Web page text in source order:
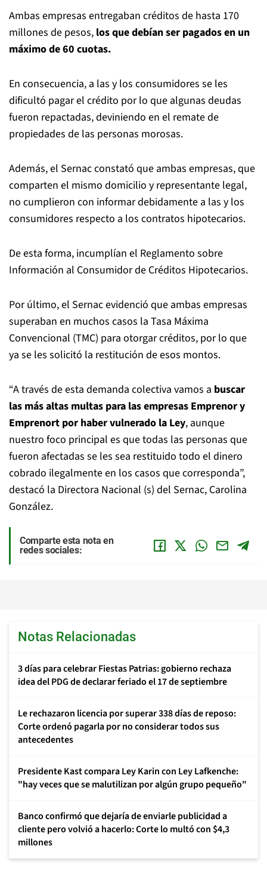
Ambas empresas entregaban créditos de hasta 170
millones de pesos, los que debían ser pagados en un
máximo de 60 cuotas.
En consecuencia, a las y los consumidores se les
dificultó pagar el crédito por lo que algunas deudas
fueron repactadas, deviniendo en el remate de
propiedades de las personas morosas.
Además, el Sernac constató que ambas empresas, que
comparten el mismo domicilio y representante legal,
no cumplieron con informar debidamente a las y los
consumidores respecto a los contratos hipotecarios.
De esta forma, incumplían el Reglamento sobre
Información al Consumidor de Créditos Hipotecarios.
Por último, el Sernac evidenció que ambas empresas
superaban en muchos casos la Tasa Máxima
Convencional (TMC) para otorgar créditos, por lo que
ya se les solicitó la restitución de esos montos.
“A través de esta demanda colectiva vamos a buscar
las más altas multas para las empresas Emprenor y
Emprenort por haber vulnerado la Ley, aunque
nuestro foco principal es que todas las personas que
fueron afectadas se les sea restituido todo el dinero
cobrado ilegalmente en los casos que corresponda”,
destacó la Directora Nacional (s) del Sernac, Carolina
González.
Comparte esta nota en
redes sociales:
Notas Relacionadas
3 días para celebrar Fiestas Patrias: gobierno rechaza
idea del PDG de declarar feriado el 17 de septiembre
Le rechazaron licencia por superar 338 días de reposo:
Corte ordenó pagarla por no considerar todos sus
antecedentes
Presidente Kast compara Ley Karin con Ley Lafkenche:
"hay veces que se malutilizan por algún grupo pequeño"
Banco confirmó que dejaría de enviarle publicidad a
cliente pero volvió a hacerlo: Corte lo multó con $4,3
millones